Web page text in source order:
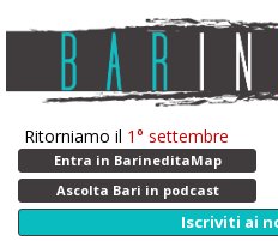
Ritorniamo il 1° settembre
Entra in BarineditaMap
Ascolta Bari in podcast
Iscriviti ai